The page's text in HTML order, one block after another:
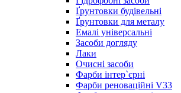
Ґрунтовки будівельні
Ґрунтовки для металу
Емалі універсальні
Засоби догляду
Лаки
Очисні засоби
Фарби інтер`єрні
Фарби реноваційні V33